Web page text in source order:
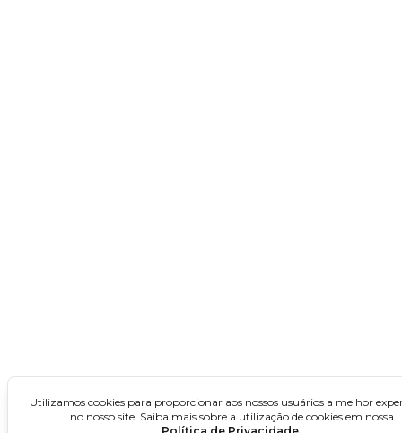
Sergipe
Utilizamos cookies para proporcionar aos nossos usuários a melhor
no nosso site. Saiba mais sobre a utilização de cookies em nossa